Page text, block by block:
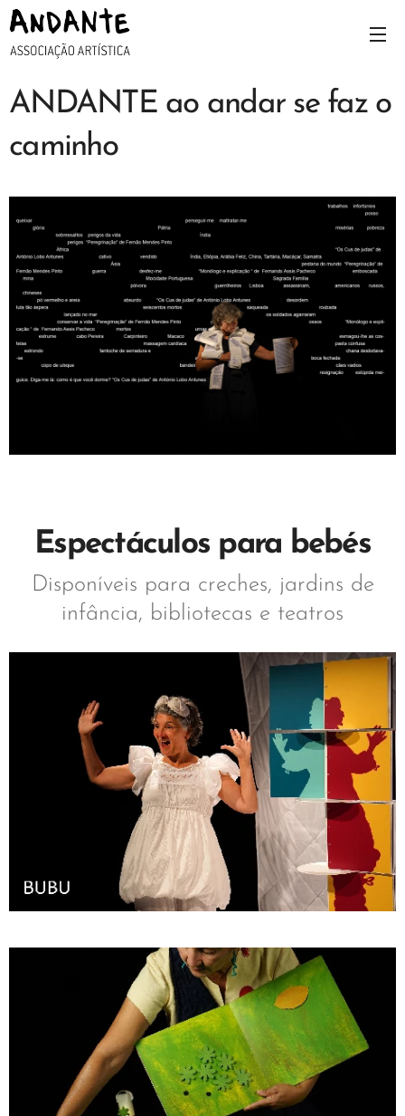
ANDANTE ao andar se faz o
caminho
Espectáculos para bebés
Disponíveis para creches, jardins de
infância, bibliotecas e teatros